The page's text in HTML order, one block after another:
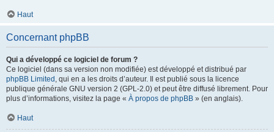
Haut
Concernant phpBB
Qui a développé ce logiciel de forum ?
Ce logiciel (dans sa version non modifiée) est développé et distribué par
phpBB Limited , qui en a les droits d’auteur. Il est publié sous la licence
publique générale GNU version 2 (GPL-2.0) et peut être diffusé librement. Pour
plus d’informations, visitez la page « À propos de phpBB » (en anglais).
Haut